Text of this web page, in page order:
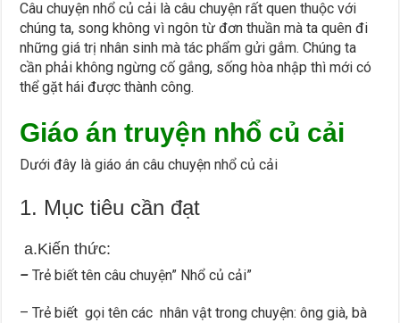
Câu chuyện nhổ củ cải là câu chuyện rất quen thuộc với
chúng ta, song không vì ngôn từ đơn thuần mà ta quên đi
những giá trị nhân sinh mà tác phẩm gửi gắm. Chúng ta
cần phải không ngừng cố gắng, sống hòa nhập thì mới có
thể gặt hái được thành công.
Giáo án truyện nhổ củ cải
Dưới đây là giáo án câu chuyện nhổ củ cải
1. Mục tiêu cần đạt
a.Kiến thức:
–Trẻ biết tên câu chuyện” Nhổ củ cải”
– Trẻ biết gọi tên các nhân vật trong chuyện: ông già, bà